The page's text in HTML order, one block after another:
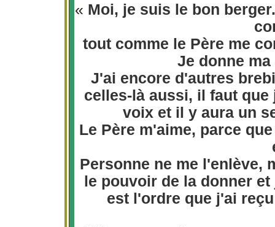
« Moi, je suis le bon
tout comme le Père me
Je donne
J'ai encore d'autres
celles-là aussi, il faut
voix et il y aura un
Le Père m'aime, parce
Personne ne me l'enlève,
le pouvoir de la donner
est l'ordre que j'ai